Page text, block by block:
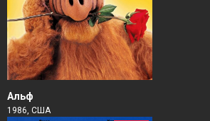
Альф
1986, США